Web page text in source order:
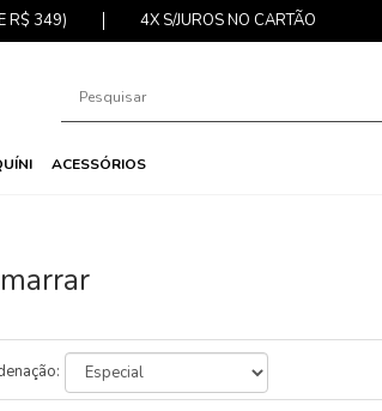
R$ 349) 4X S/JUROS NO CARTÃO
ACESSÓRIOS